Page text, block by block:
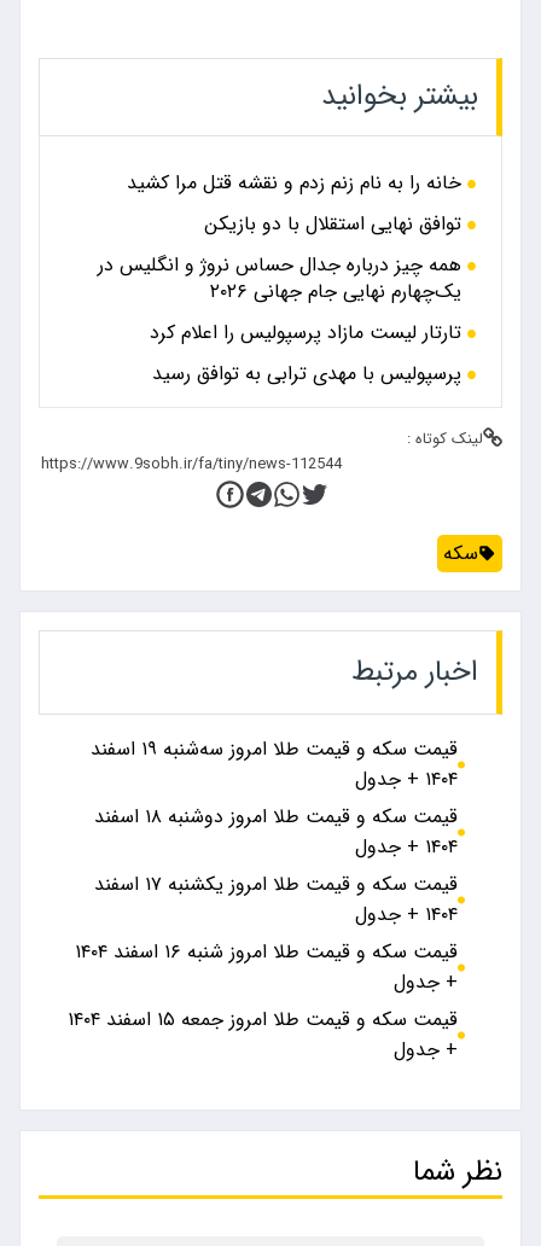
بیشتر بخوانید
خانه را به نام زنم زدم و نقشه قتل مرا کشید
توافق نهایی استقلال با دو بازیکن
همه چیز درباره جدال حساس نروژ و انگلیس در
یک‌چهارم نهایی جام جهانی ۲۰۲۶
تارتار لیست مازاد پرسپولیس را اعلام کرد
پرسپولیس با مهدی ترابی به توافق رسید
لینک کوتاه :
سکه
اخبار مرتبط
قیمت سکه و قیمت طلا امروز سه‌شنبه ۱۹ اسفند
۱۴۰۴ + جدول
قیمت سکه و قیمت طلا امروز دوشنبه ۱۸ اسفند
۱۴۰۴ + جدول
قیمت سکه و قیمت طلا امروز یکشنبه ۱۷ اسفند
۱۴۰۴ + جدول
قیمت سکه و قیمت طلا امروز شنبه ۱۶ اسفند ۱۴۰۴
+ جدول
قیمت سکه و قیمت طلا امروز جمعه ۱۵ اسفند ۱۴۰۴
+ جدول
نظر شما